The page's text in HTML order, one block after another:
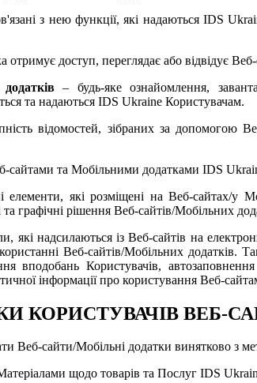
з нею функції, які надаються IDS
отримує доступ, переглядає або відвідує
– будь-яке ознайомлення,
та надаються IDS Ukraine Користувачам.
відомостей, зібраних за допомогою
сайтами та Мобільними додатками IDS
елементи, які розміщені на Веб-сайтах/у
графічні рішення Веб-сайтів/Мобільних
які надсилаються із Веб-сайтів на
Веб-сайтів/Мобільних додатків.
вподобань Користувачів,
інформації про користування Веб-
КОРИСТУВАЧІВ ВЕБ-
Веб-сайти/Мобільні додатки винятково з
щодо товарів та Послуг IDS